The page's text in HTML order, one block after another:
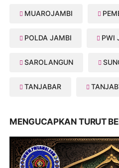
MUAROJAMBI
POLDA JAMBI PWI
SAROLANGUN
TANJABAR
MENGUCAPKAN TURUT